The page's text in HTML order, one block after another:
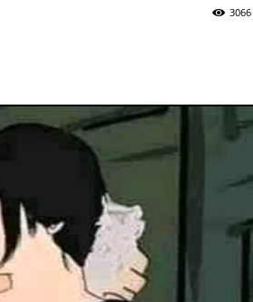
3066